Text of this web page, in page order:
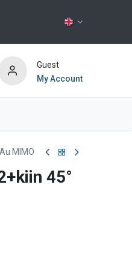
Guest
My Account
MIMO
45°